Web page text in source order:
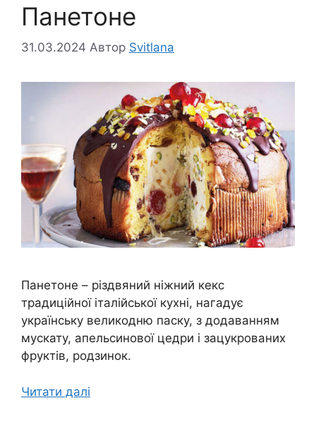
Панетоне
31.03.2024 Автор Svitlana
Панетоне – різдвяний ніжний кекс
традиційної італійської кухні, нагадує
українську великодню паску, з додаванням
мускату, апельсинової цедри і зацукрованих
фруктів, родзинок.
Читати далі